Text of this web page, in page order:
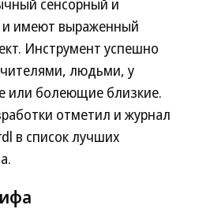
сенсорный и
имеют выраженный
Инструмент успешно
людьми, у
или болеющие близкие.
отметил и журнал
в список лучших